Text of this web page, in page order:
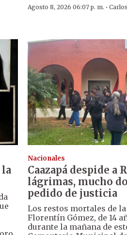
Agosto 8, 2026 06:07 p. m. ·
la
Nacionales
Caazapá despide a
lágrimas, mucho
pedido de justicia
Los restos mortales de
Florentín Gómez, de 14
durante la mañana de